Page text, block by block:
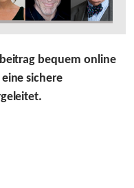
bequem online
sichere